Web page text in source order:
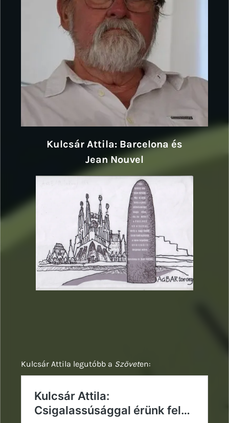
Kulcsár Attila: Barcelona és
Jean Nouvel
Kulcsár Attila legutóbb a Szöveten: